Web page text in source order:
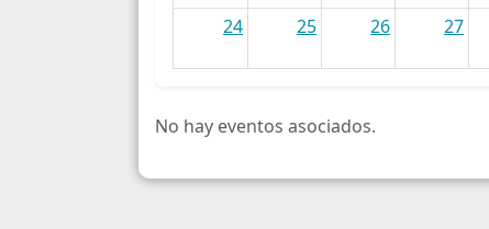
24 25 26 27
No hay eventos asociados.